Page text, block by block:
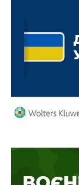
– створення,
зберігання,
електронних
– здійснення
взаємодії
інформаційно-
Захищена